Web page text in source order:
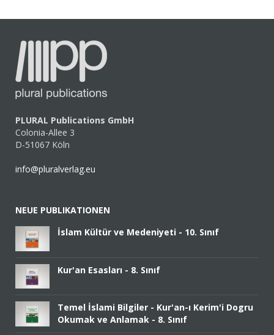
PLURAL Publications GmbH
Colonia-Allee 3
D-51067 Köln
info@pluralverlag.eu
NEUE PUBLIKATIONEN
İslam Kültür ve Medeniyeti - 10. Sınıf
Kur'an Esasları - 8. Sınıf
Temel İslami Bilgiler - Kur'an-ı Kerim'i Dogru
Okumak ve Anlamak - 8. Sınıf